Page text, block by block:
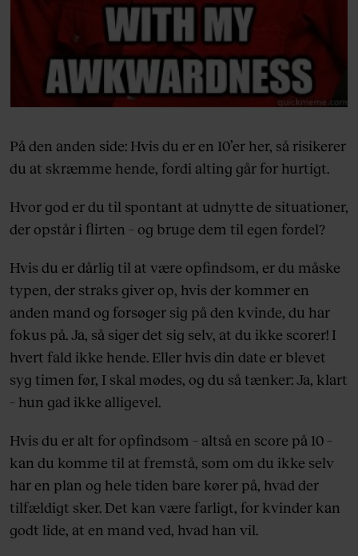
På den anden side: Hvis du er en 10’er her, så risikerer
du at skræmme hende, fordi alting går for hurtigt.
Hvor god er du til spontant at udnytte de situationer,
der opstår i flirten – og bruge dem til egen fordel?
Hvis du er dårlig til at være opfindsom, er du måske
typen, der straks giver op, hvis der kommer en
anden mand og forsøger sig på den kvinde, du har
fokus på. Ja, så siger det sig selv, at du ikke scorer! I
hvert fald ikke hende. Eller hvis din date er blevet
syg timen før, I skal mødes, og du så tænker: Ja, klart
– hun gad ikke alligevel.
Hvis du er alt for opfindsom – altså en score på 10 –
kan du komme til at fremstå, som om du ikke selv
har en plan og hele tiden bare kører på, hvad der
tilfældigt sker. Det kan være farligt, for kvinder kan
godt lide, at en mand ved, hvad han vil.